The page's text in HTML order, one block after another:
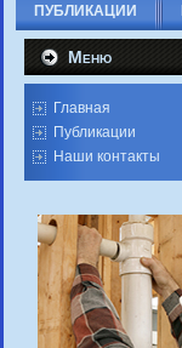
ПУБЛИКАЦИИ
Меню
Главная
Публикации
Наши контакты